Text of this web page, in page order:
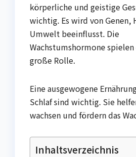
körperliche und geistige
wichtig. Es wird von Genen,
Umwelt beeinflusst. Die
Wachstumshormone
große Rolle.
Eine ausgewogene
Schlaf sind wichtig. Sie
wachsen und fördern das
Inhaltsverzeichnis